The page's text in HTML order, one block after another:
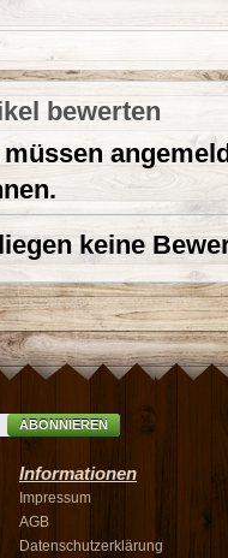
bewerten
keine
ABONNIEREN
Informationen
Impressum
AGB
Datenschutzerklärung